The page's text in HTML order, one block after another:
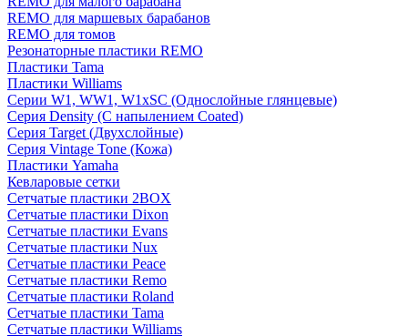
REMO для маршевых барабанов
REMO для томов
Резонаторные пластики REMO
Пластики Tama
Пластики Williams
Серии W1, WW1, W1xSC (Однослойные глянцевые)
Серия Density (C напылением Coated)
Серия Target (Двухслойные)
Серия Vintage Tone (Кожа)
Пластики Yamaha
Кевларовые сетки
Сетчатые пластики 2BOX
Сетчатые пластики Dixon
Сетчатые пластики Evans
Сетчатые пластики Nux
Сетчатые пластики Peace
Сетчатые пластики Remo
Сетчатые пластики Roland
Сетчатые пластики Tama
Сетчатые пластики Williams